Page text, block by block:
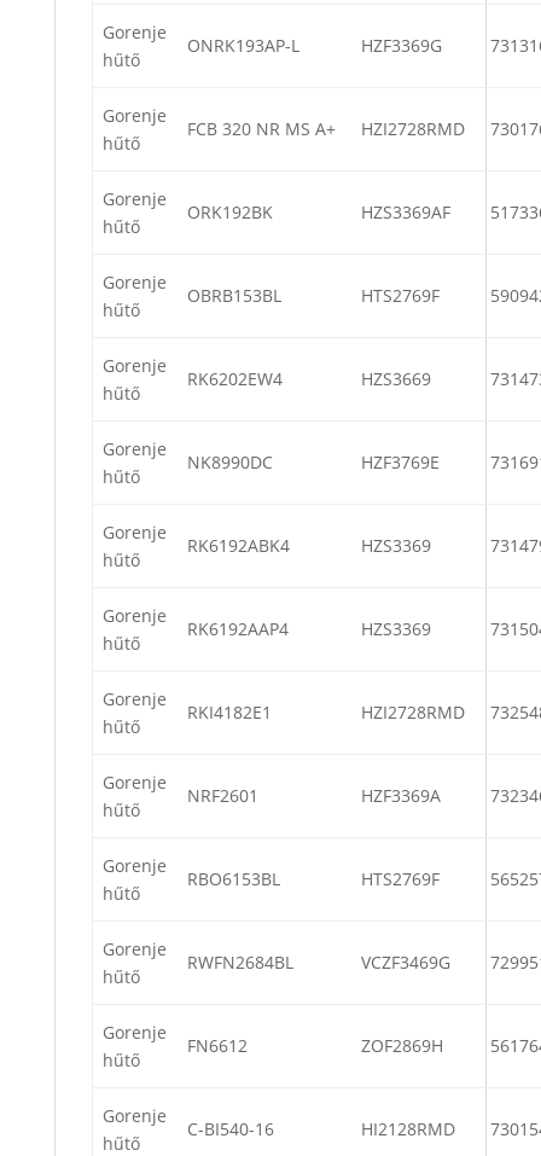
Gorenje
hűtő
ONRK193AP-L HZF3369G
Gorenje
hűtő
FCB 320 NR MS A+ HZI2728RMD
Gorenje
hűtő
ORK192BK HZS3369AF
Gorenje
hűtő
OBRB153BL HTS2769F
Gorenje
hűtő
RK6202EW4 HZS3669
Gorenje
hűtő
NK8990DC HZF3769E
Gorenje
hűtő
RK6192ABK4 HZS3369
Gorenje
hűtő
RK6192AAP4 HZS3369
Gorenje
hűtő
RKI4182E1 HZI2728RMD
Gorenje
hűtő
NRF2601 HZF3369A
Gorenje
hűtő
RBO6153BL HTS2769F
Gorenje
hűtő
RWFN2684BL VCZF3469G
Gorenje
hűtő
FN6612 ZOF2869H
Gorenje
hűtő
C-BI540-16 HI2128RMD